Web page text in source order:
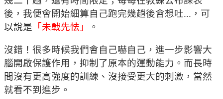
後，我便會開始細算自己跑完幾趟後會想吐...，可
以說是 「未戰先怯」 。
沒錯！很多時候我們會自己嚇自己，進一步影響大
腦開啟保護作用，抑制了原本的運動能力。而長時
間沒有更高強度的訓練、沒接受更大的刺激，當然
就看不到進步。